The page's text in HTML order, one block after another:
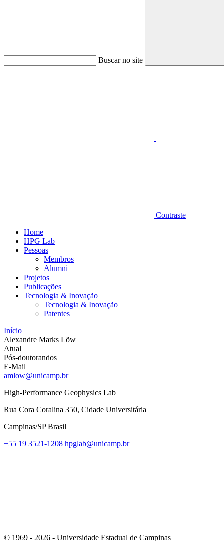
Buscar no site
Contraste
Home
HPG Lab
Pessoas
Membros
Alumni
Projetos
Publicações
Tecnologia & Inovação
Tecnologia & Inovação
Patentes
Início
Alexandre Marks Löw
Atual
Pós-doutorandos
E-Mail
amlow@unicamp.br
High-Performance Geophysics Lab
Rua Cora Coralina 350, Cidade Universitária
Campinas/SP Brasil
+55 19 3521-1208 hpglab@unicamp.br
© 1969 - 2026 - Universidade Estadual de Campinas